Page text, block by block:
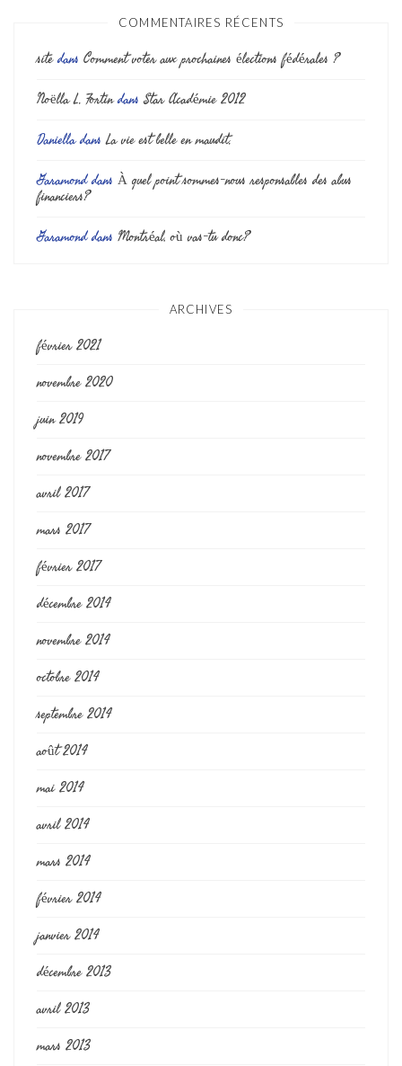
COMMENTAIRES RÉCENTS
sitedans Comment voter aux prochaines élections fédérales ?
Noëlla L. FortindansStar Académie 2012
DanielladansLa vie est belle en maudit.
Garamonddans À quel point sommes-nous responsables des abus
financiers?
Garamonddans Montréal, où vas-tu donc?
ARCHIVES
février 2021
novembre 2020
juin 2019
novembre 2017
avril 2017
mars 2017
février 2017
décembre 2014
novembre 2014
octobre 2014
septembre 2014
août 2014
mai 2014
avril 2014
mars 2014
février 2014
janvier 2014
décembre 2013
avril 2013
mars 2013